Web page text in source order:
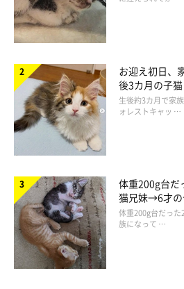
バタバタッ…！
@raichanniki
が思っていたよりも小さかったのか、
とにはならず。ライちゃんは体をくい
たのですが…
お迎え初日、
後3カ月の子
ち着く姿に「
生後約3カ月で家
ォレストキャッ …
体重200g台だ
猫兄妹→6才の
ほっこり！
体重200g台だっ
族になって …